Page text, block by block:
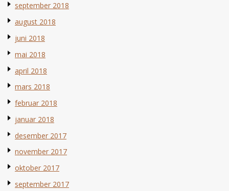
september 2018
august 2018
juni 2018
mai 2018
april 2018
mars 2018
februar 2018
januar 2018
desember 2017
november 2017
oktober 2017
september 2017